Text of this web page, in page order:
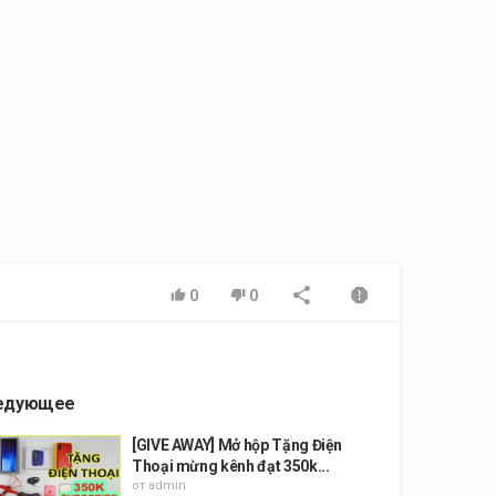
0 0
[GIVE AWAY] Mở hộp Tặng Điện
Thoại mừng kênh đạt 350k...
от admin